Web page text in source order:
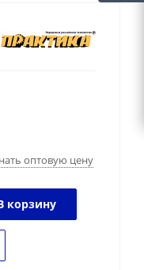
оптовую цену
корзину